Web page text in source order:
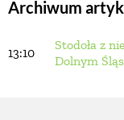
Archiwum
13:10
Stodoła z
Dolnym